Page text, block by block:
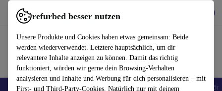
refurbed besser nutzen
Unsere Produkte und Cookies haben etwas gemeinsam: Beide
werden wiederverwendet. Letztere hauptsächlich, um dir
relevantere Inhalte anzeigen zu können. Damit das richtig
funktioniert, würden wir gerne dein Browsing-Verhalten
analysieren und Inhalte und Werbung für dich personalisieren – mit
First- und Third-Party-Cookies. Natürlich nur mit deinem
refurbed schnell und einfach nutzen
🎒 Back to school Handys Laptops Tablets Smartwatches Zubehör